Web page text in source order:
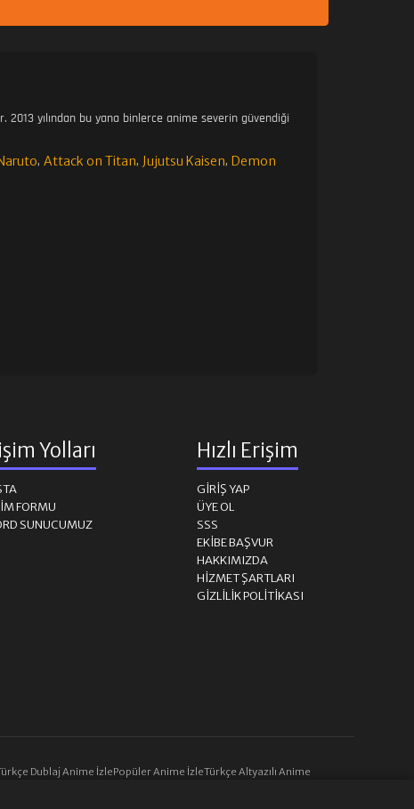
2013 yılından bu yana binlerce anime severin güvendiği
, Attack on Titan, Jujutsu Kaisen, Demon
Yolları
FORMU
SUNUCUMUZ
Hızlı Erişim
GIRIŞ YAP
ÜYE OL
SSS
EKIBE BAŞVUR
HAKKIMIZDA
HIZMET ŞARTLARI
GIZLILIK POLITIKASI
Dublaj Anime İzlePopüler Anime İzleTürkçe Altyazılı Anime